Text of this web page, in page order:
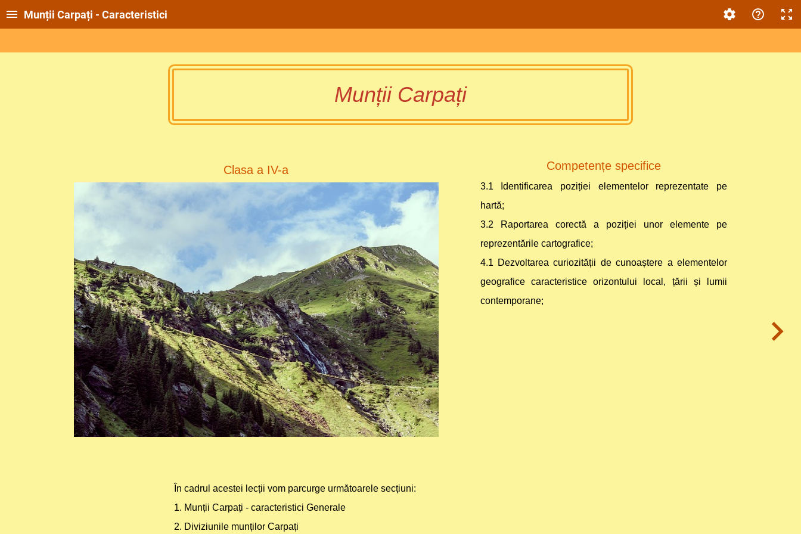
Munții Carpați - Caracteristici
Munții Carpați
Clasa a IV-a Competențe specifice
3.1 Identificarea poziției elementelor reprezentate pe
hartă;
3.2 Raportarea corectă a poziției unor elemente pe
reprezentările cartografice;
4.1 Dezvoltarea curiozității de cunoaștere a elementelor
geografice caracteristice orizontului local, țării și lumii
contemporane;
În cadrul acestei lecții vom parcurge următoarele secțiuni:
1. Munții Carpați - caracteristici Generale
2. Diviziunile munților Carpați